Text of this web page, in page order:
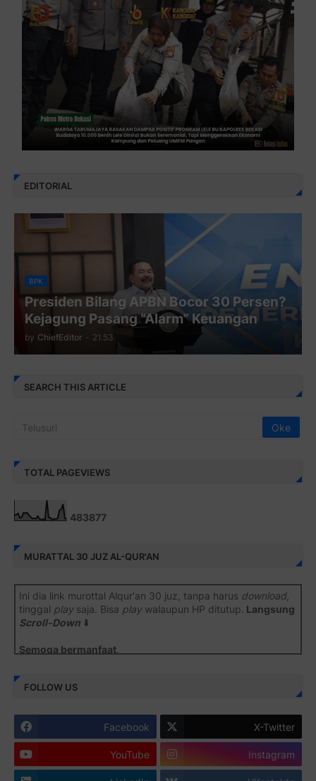
EDITORIAL
BPK
Presiden Bilang APBN Bocor 30 Persen?
Kejagung Pasang “Alarm” Keuangan
by ChiefEditor - 21.53
SEARCH THIS ARTICLE
TOTAL PAGEVIEWS
483877
MURATTAL 30 JUZ AL-QUR'AN
Ini dia link murottal Alqur'an 30 juz, tanpa harus download,
tinggal playsaja. Bisa playwalaupun HP ditutup. Langsung
Scroll-Down ⬇️
Semoga bermanfaat
Juz 1 ⇨
Juz 3 ⇨ http://j.mp/2bFSrtF
Juz 4 ⇨ http://j.mp/2b8SXi3
FOLLOW US
Facebook X-Twitter
YouTube Instagram